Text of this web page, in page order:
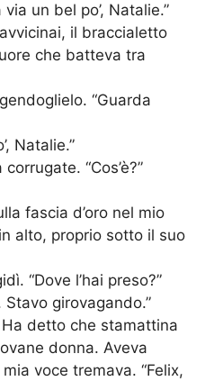
un bel po’, Natalie.”
il braccialetto
che batteva tra
“Guarda
Natalie.”
“Cos’è?”
fascia d’oro nel mio
alto, proprio sotto il suo
“Dove l’hai preso?”
girovagando.”
detto che stamattina
donna. Aveva
voce tremava. “Felix,